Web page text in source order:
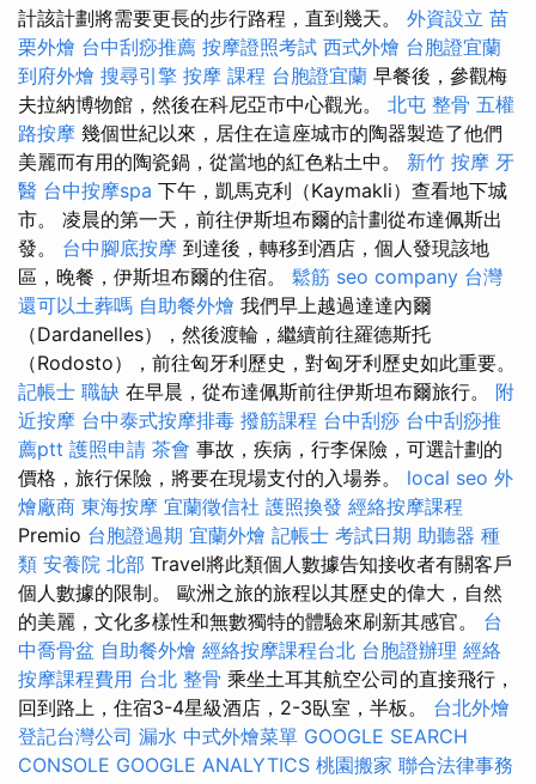
計該計劃將需要更長的步行路程，直到幾天。 外資設立 苗
栗外燴 台中刮痧推薦 按摩證照考試 西式外燴 台胞證宜蘭
到府外燴 搜尋引擎 按摩 課程 台胞證宜蘭 早餐後，參觀梅
夫拉納博物館，然後在科尼亞市中心觀光。 北屯 整骨 五權
路按摩 幾個世紀以來，居住在這座城市的陶器製造了他們
美麗而有用的陶瓷鍋，從當地的紅色粘土中。 新竹 按摩 牙
醫 台中按摩spa 下午，凱馬克利（Kaymakli）查看地下城
市。 凌晨的第一天，前往伊斯坦布爾的計劃從布達佩斯出
發。 台中腳底按摩 到達後，轉移到酒店，個人發現該地
區，晚餐，伊斯坦布爾的住宿。 鬆筋 seo company 台灣
還可以土葬嗎 自助餐外燴 我們早上越過達達內爾
（Dardanelles），然後渡輪，繼續前往羅德斯托
（Rodosto），前往匈牙利歷史，對匈牙利歷史如此重要。
記帳士 職缺 在早晨，從布達佩斯前往伊斯坦布爾旅行。 附
近按摩 台中泰式按摩排毒 撥筋課程 台中刮痧 台中刮痧推
薦ptt 護照申請 茶會 事故，疾病，行李保險，可選計劃的
價格，旅行保險，將要在現場支付的入場券。 local seo 外
燴廠商 東海按摩 宜蘭徵信社 護照換發 經絡按摩課程
Premio 台胞證過期 宜蘭外燴 記帳士 考試日期 助聽器 種
類 安養院 北部 Travel將此類個人數據告知接收者有關客戶
個人數據的限制。 歐洲之旅的旅程以其歷史的偉大，自然
的美麗，文化多樣性和無數獨特的體驗來刷新其感官。 台
中喬骨盆 自助餐外燴 經絡按摩課程台北 台胞證辦理 經絡
按摩課程費用 台北 整骨 乘坐土耳其航空公司的直接飛行，
回到路上，住宿3-4星級酒店，2-3臥室，半板。 台北外燴
登記台灣公司 漏水 中式外燴菜單 GOOGLE SEARCH
CONSOLE GOOGLE ANALYTICS 桃園搬家 聯合法律事務